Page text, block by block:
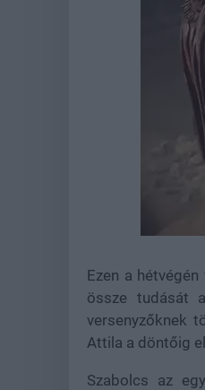
Ezen a
össze tudását
versenyzőknek
Attila a döntőig
Szabolcs az